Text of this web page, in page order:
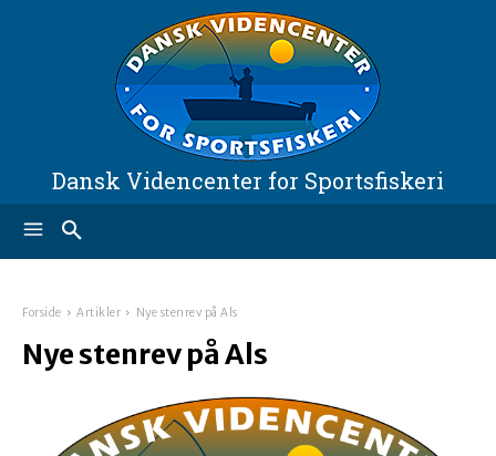
Dansk Videncenter for Sportsfiskeri
Forside Artikler Nye stenrev på Als
Nye stenrev på Als